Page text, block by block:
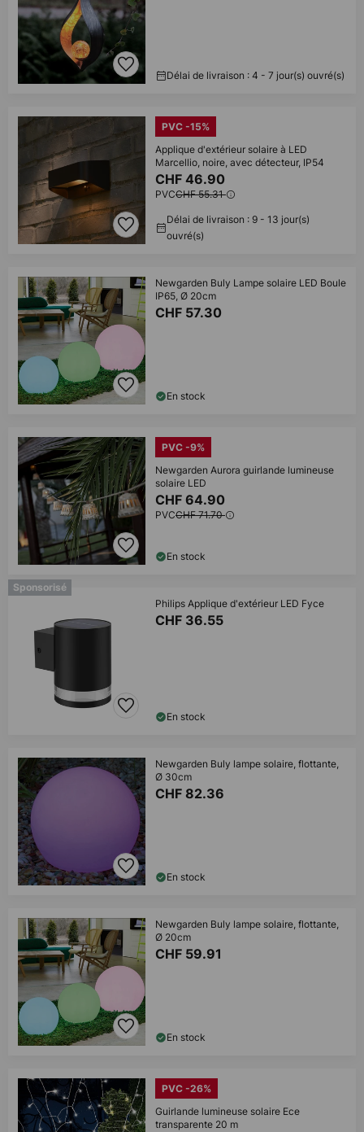
Délai de livraison : 4 - 7 jour(s) ouvré(s)
PVC -15%
Applique d'extérieur solaire à LED
Marcellio, noire, avec détecteur, IP54
CHF 46.90
PVCCHF 55.31
Délai de livraison : 9 - 13 jour(s)
ouvré(s)
Newgarden Buly Lampe solaire LED Boule
IP65, Ø 20cm
CHF 57.30
En stock
PVC -9%
Newgarden Aurora guirlande lumineuse
solaire LED
CHF 64.90
PVCCHF 71.70
En stock
Sponsorisé
Philips Applique d'extérieur LED Fyce
CHF 36.55
En stock
Newgarden Buly lampe solaire, flottante,
Ø 30cm
CHF 82.36
En stock
Newgarden Buly lampe solaire, flottante,
Ø 20cm
CHF 59.91
En stock
PVC -26%
Guirlande lumineuse solaire Ece
transparente 20 m